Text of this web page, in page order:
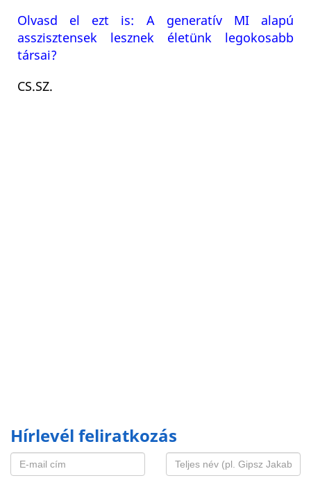
Olvasd el ezt is: A generatív MI alapú
asszisztensek lesznek életünk legokosabb
társai?
CS.SZ.
Hírlevél feliratkozás